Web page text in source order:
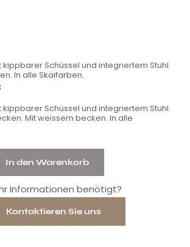
Schüssel und integriertem Stuhl.
In alle Skaifarben.
Schüssel und integriertem Stuhl.
Mit weissem becken. In alle
In den Warenkorb
Informationen benötigt?
Kontaktieren Sie uns